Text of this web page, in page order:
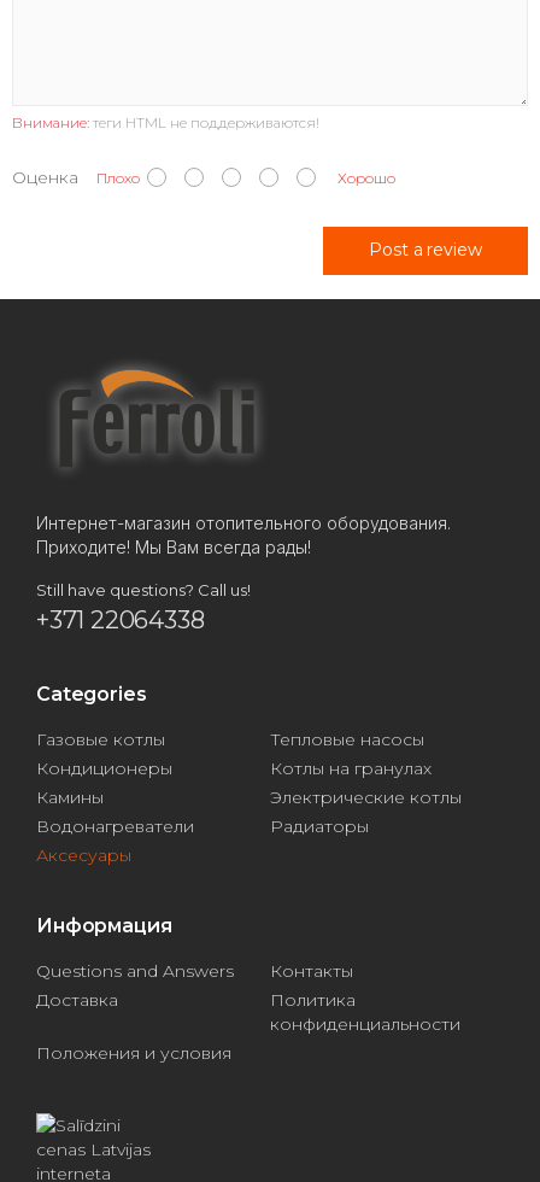
Внимание: теги HTML не поддерживаются!
Оценка Плохо Хорошо
Post a review
Интернет-магазин отопительного оборудования.
Приходите! Мы Вам всегда рады!
Still have questions? Call us!
+371 22064338
Categories
Газовые котлы
Тепловые насосы
Кондиционеры
Котлы на гранулах
Камины
Электрические котлы
Водонагреватели
Радиаторы
Аксесуары
Информация
Questions and Answers
Контакты
Доставка
Политика
конфиденциальности
Положения и условия